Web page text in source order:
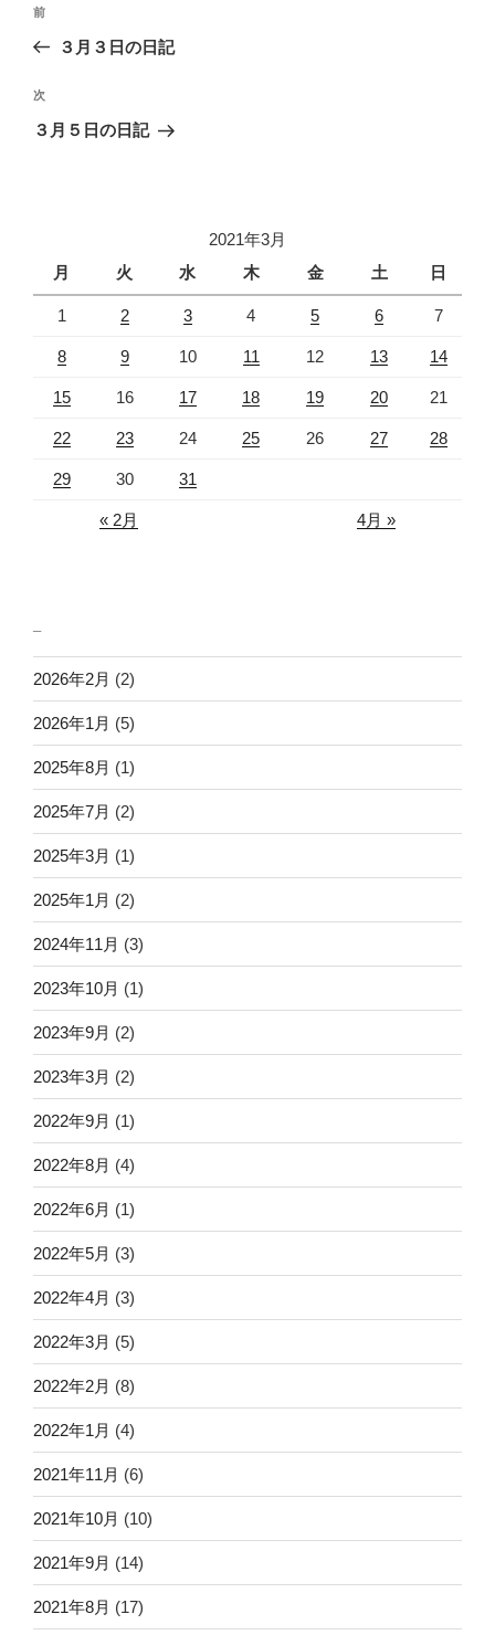
ビ
ゲ
過
去
投
稿
前
３月３日の日記
次
の
次
３月５日の日記
2021年3月
月
火 水 木 金 土 日
1 2 3 4 5 6 7
8 9 10 11 12 13 14
15 16 17 18 19 20 21
22 23 24 25 26 27 28
29 30 31
« 2月 4月 »
2026年2月 (2)
2026年1月 (5)
2025年8月 (1)
2025年7月 (2)
2025年3月 (1)
2025年1月 (2)
2024年11月 (3)
2023年10月 (1)
2023年9月 (2)
2023年3月 (2)
2022年9月 (1)
2022年8月 (4)
2022年6月 (1)
2022年5月 (3)
2022年4月 (3)
2022年3月 (5)
2022年2月 (8)
2022年1月 (4)
2021年11月 (6)
2021年10月 (10)
2021年9月 (14)
2021年8月 (17)